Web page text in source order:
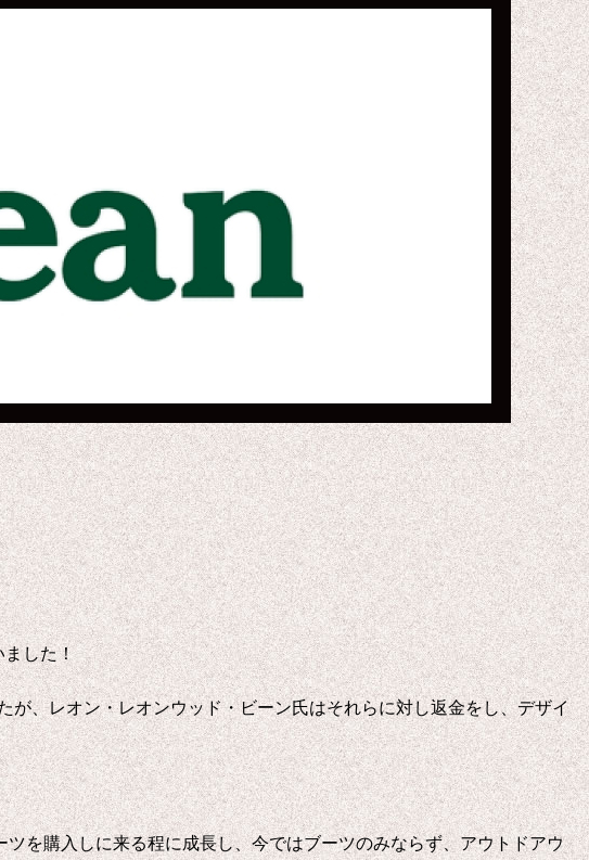
ました！
、レオン・レオンウッド・ビーン氏はそれらに対し返金をし、デザイ
を購入しに来る程に成長し、今ではブーツのみならず、アウトドアウ